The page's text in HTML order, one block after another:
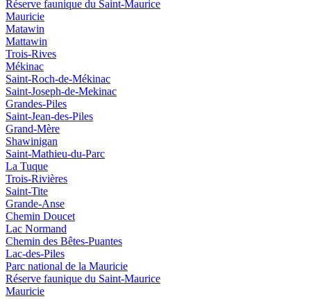
Réserve faunique du Saint‑Maurice
Mauricie
Matawin
Mattawin
Trois-Rives
Mékinac
Saint-Roch-de-Mékinac
Saint-Joseph-de-Mekinac
Grandes-Piles
Saint-Jean-des-Piles
Grand-Mère
Shawinigan
Saint-Mathieu-du-Parc
La Tuque
Trois-Rivières
Saint-Tite
Grande-Anse
Chemin Doucet
Lac Normand
Chemin des Bêtes-Puantes
Lac-des-Piles
Parc national de la Mauricie
Réserve faunique du Saint‑Maurice
Mauricie